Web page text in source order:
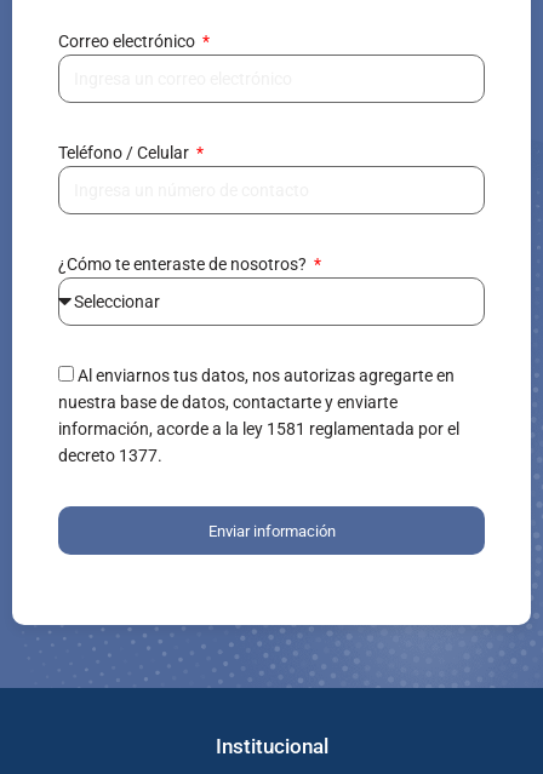
Correo electrónico
Teléfono / Celular
¿Cómo te enteraste de nosotros?
Al enviarnos tus datos, nos autorizas agregarte en
nuestra base de datos, contactarte y enviarte
información, acorde a la ley 1581 reglamentada por el
decreto 1377.
Enviar información
Institucional